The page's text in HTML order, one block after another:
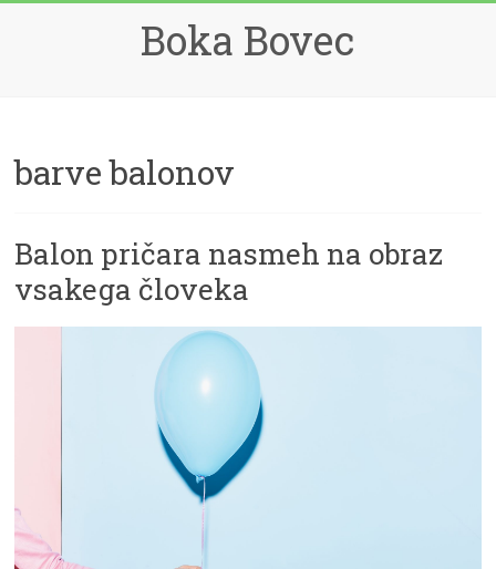
Boka Bovec
barve balonov
Balon pričara nasmeh na obraz
vsakega človeka